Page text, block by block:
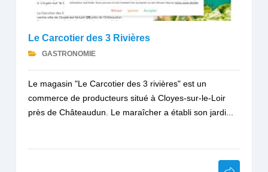
Le Carcotier des 3 Rivières
GASTRONOMIE
Le magasin "Le Carcotier des 3 rivières" est un
commerce de producteurs situé à Cloyes-sur-le-Loir
près de Châteaudun. Le maraîcher a établi son jardi...